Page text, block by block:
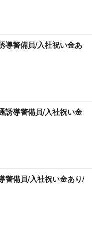
導警備員/入社祝い金あ
誘導警備員/入社祝い金
警備員/入社祝い金あり/